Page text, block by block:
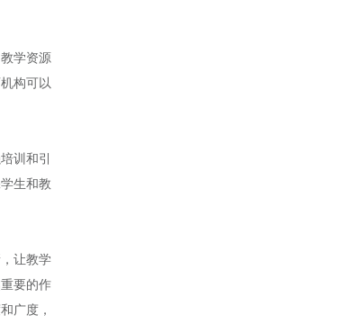
学资源
构可以
训和引
生和教
让教学
要的作
广度，